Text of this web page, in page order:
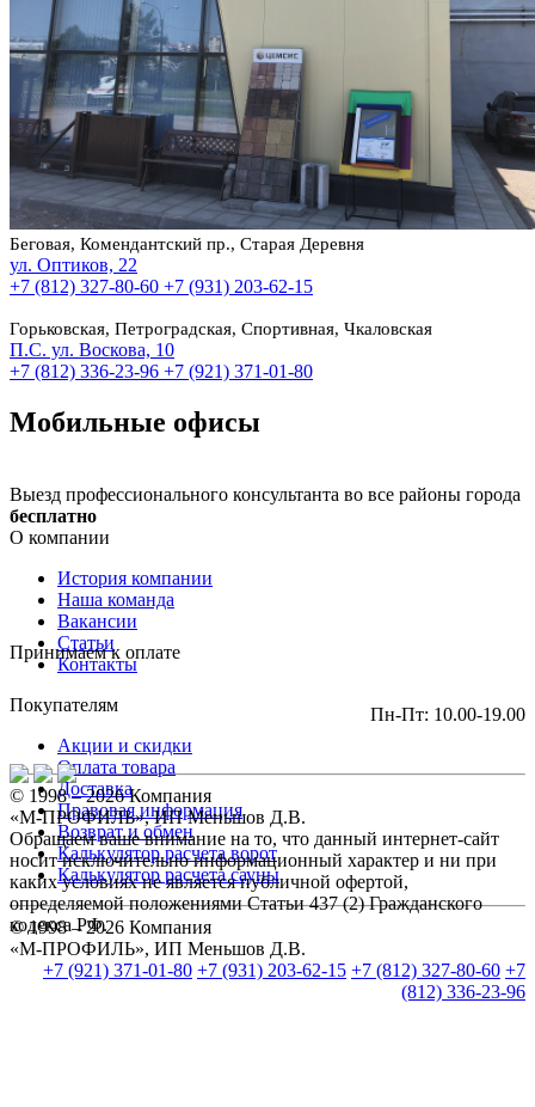
Беговая, Комендантский пр., Старая Деревня
ул. Оптиков, 22
+7 (812) 327-80-60 +7 (931) 203-62-15
Горьковская, Петроградская, Спортивная, Чкаловская
П.С. ул. Воскова, 10
+7 (812) 336-23-96 +7 (921) 371-01-80
Мобильные офисы
Выезд профессионального консультанта во все районы города
бесплатно
О компании
История компании
Наша команда
Вакансии
Статьи
Контакты
Покупателям
Акции и скидки
Оплата товара
Доставка
Правовая информация
Возврат и обмен
Калькулятор расчета ворот
Калькулятор расчета сауны
© 1998 – 2026 Компания
«М-ПРОФИЛЬ», ИП Меньшов Д.В.
+7 (921) 371-01-80 +7 (931) 203-62-15 +7 (812) 327-80-60 +7
(812) 336-23-96
Принимаем к оплате
Пн-Пт: 10.00-19.00
© 1998 – 2026 Компания
«М-ПРОФИЛЬ», ИП Меньшов Д.В.
Обращаем ваше внимание на то, что данный интернет-сайт
носит исключительно информационный характер и ни при
каких условиях не является публичной офертой,
определяемой положениями Статьи 437 (2) Гражданского
кодекса РФ.